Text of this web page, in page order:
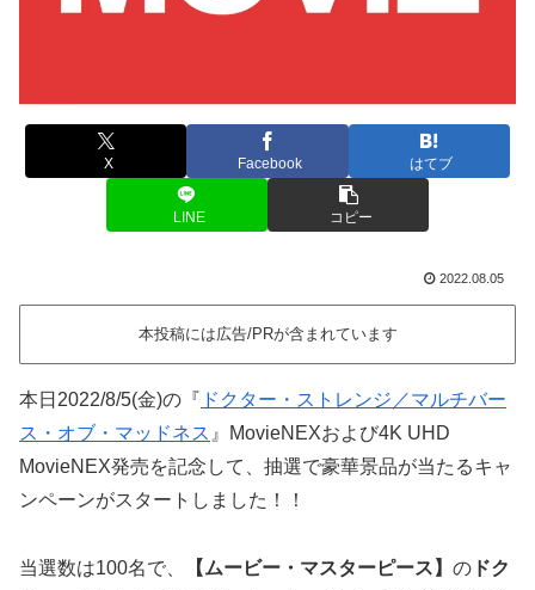
X Facebook はてブ
LINE コピー
2022.08.05
本投稿には広告/PRが含まれています
本日2022/8/5(金)の『 ドクター・ストレンジ／マルチバー
ス・オブ・マッドネス 』MovieNEXおよび4K UHD
MovieNEX発売を記念して、抽選で豪華景品が当たるキャ
ンペーンがスタートしました！！
当選数は100名で、 【ムービー・マスターピース】 の ドク